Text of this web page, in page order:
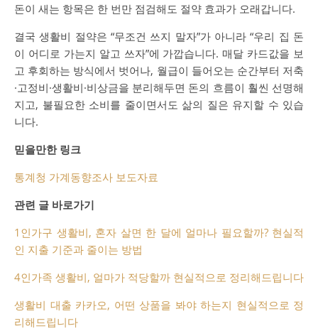
돈이 새는 항목은 한 번만 점검해도 절약 효과가 오래갑니다.
결국 생활비 절약은 “무조건 쓰지 말자”가 아니라 “우리 집 돈
이 어디로 가는지 알고 쓰자”에 가깝습니다. 매달 카드값을 보
고 후회하는 방식에서 벗어나, 월급이 들어오는 순간부터 저축
·고정비·생활비·비상금을 분리해두면 돈의 흐름이 훨씬 선명해
지고, 불필요한 소비를 줄이면서도 삶의 질은 유지할 수 있습
니다.
믿을만한 링크
통계청 가계동향조사 보도자료
관련 글 바로가기
1인가구 생활비, 혼자 살면 한 달에 얼마나 필요할까? 현실적
인 지출 기준과 줄이는 방법
4인가족 생활비, 얼마가 적당할까 현실적으로 정리해드립니다
생활비 대출 카카오, 어떤 상품을 봐야 하는지 현실적으로 정
리해드립니다